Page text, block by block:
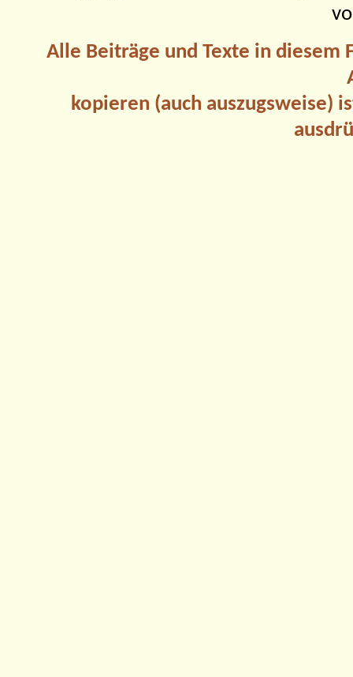
Alle Beiträge und Texte in
kopieren (auch auszugsweise)